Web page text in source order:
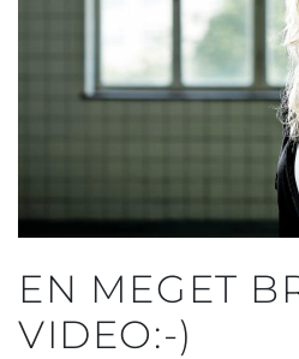
EN MEGET
VIDEO:-)